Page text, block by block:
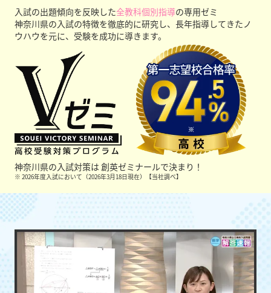
入試の出題傾向を反映した全教科個別指導の専用ゼミ
神奈川県の入試の特徴を徹底的に研究し、長年指導してきたノ
ウハウを元に、受験を成功に導きます。
神奈川県の入試対策は 創英ゼミナールで決まり！
※ 2026年度入試において（2026年3月18日現在）【当社調べ】